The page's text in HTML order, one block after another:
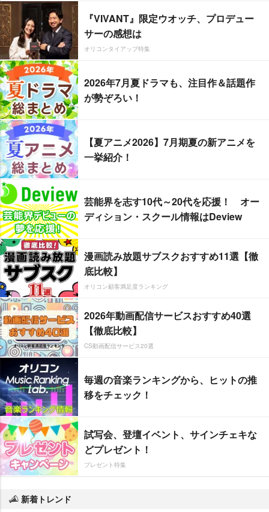
『VIVANT』限定ウオッチ、プロデュー
サーの感想は
オリコンタイアップ特集
2026年7月夏ドラマも、注目作＆話題作
が勢ぞろい！
【夏アニメ2026】7月期夏の新アニメを
一挙紹介！
芸能界を志す10代～20代を応援！ オー
ディション・スクール情報はDeview
漫画読み放題サブスクおすすめ11選【徹
底比較】
オリコン顧客満足度ランキング
2026年動画配信サービスおすすめ40選
【徹底比較】
CS動画配信サービス20選
毎週の音楽ランキングから、ヒットの推
移をチェック！
試写会、登壇イベント、サインチェキな
どプレゼント！
プレゼント特集
新着トレンド